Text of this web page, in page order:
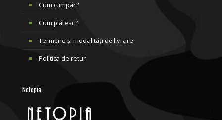
Cum cumpăr?
Cum plătesc?
Termene și modalități de livrare
Politica de retur
Netopia